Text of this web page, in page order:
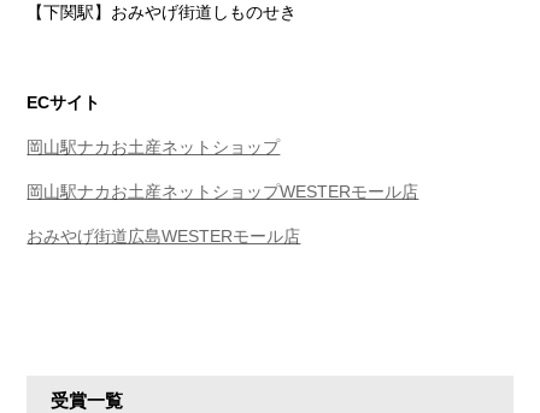
【下関駅】おみやげ街道しものせき
ECサイト
岡山駅ナカお土産ネットショップ
岡山駅ナカお土産ネットショップWESTERモール店
おみやげ街道広島WESTERモール店
受賞一覧